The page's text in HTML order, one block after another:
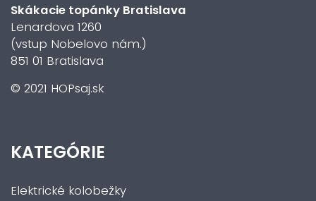
Skákacie topánky Bratislava
Lenardova 1260
(vstup Nobelovo nám.)
851 01 Bratislava
© 2021 HOPsaj.sk
KATEGÓRIE
Elektrické kolobežky